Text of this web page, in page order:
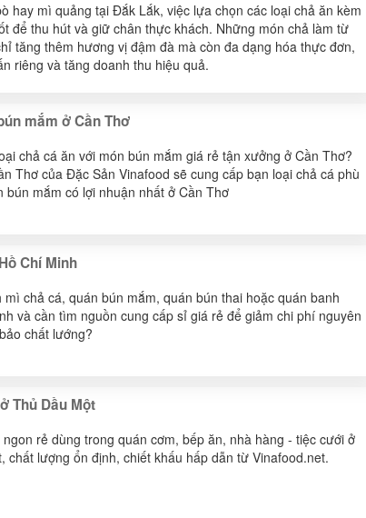
hay mì quảng tại Đắk Lắk, việc lựa chọn các loại chả ăn kèm
để thu hút và giữ chân thực khách. Những món chả làm từ
tăng thêm hương vị đậm đà mà còn đa dạng hóa thực đơn,
riêng và tăng doanh thu hiệu quả.
mắm ở Cần Thơ
chả cá ăn với món bún mắm giá rẻ tận xưởng ở Cần Thơ?
Thơ của Đặc Sản Vinafood sẽ cung cấp bạn loại chả cá phù
bún mắm có lợi nhuận nhất ở Cần Thơ
Chí Minh
chả cá, quán bún mắm, quán bún thai hoặc quán banh
và cần tìm nguồn cung cấp sỉ giá rẻ để giảm chi phí nguyên
chất lướng?
Thủ Dầu Một
rẻ dùng trong quán cơm, bếp ăn, nhà hàng - tiệc cưới ở
chất lượng ổn định, chiết khấu hấp dẫn từ Vinafood.net.